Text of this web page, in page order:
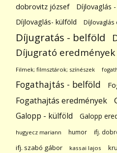
dobrovitz józsef
Díjlovaglás
Díjlovaglás- külföld
Díjugratás - belföld
Díjugrató eredmények
Filmek; filmsztárok; színészek
Fogathajtás - belföld
Fogathajtás eredmények
Galopp - külföld Galopp
hugyecz mariann humor ifj.
ifj. szabó gábor kassai lajos